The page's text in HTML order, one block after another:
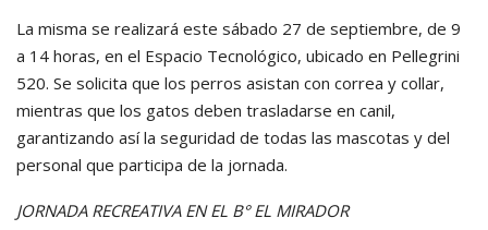
La misma se realizará este sábado 27 de septiembre, de 9
a 14 horas, en el Espacio Tecnológico, ubicado en Pellegrini
520. Se solicita que los perros asistan con correa y collar,
mientras que los gatos deben trasladarse en canil,
garantizando así la seguridad de todas las mascotas y del
personal que participa de la jornada.
JORNADA RECREATIVA EN EL B° EL MIRADOR